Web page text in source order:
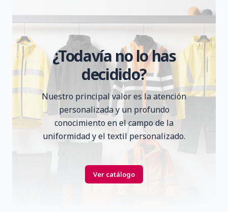
¿Todavía no lo has
decidido?
Nuestro principal valor es la atención
personalizada y un profundo
conocimiento en el campo de la
uniformidad y el textil personalizado.
Ver catálogo